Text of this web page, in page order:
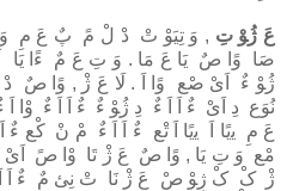
عَ ژُﻮْ تِ , وَ ﺗِﯿَﻮْ تْ دْ لْ مً پٌ عَ مِ
ﺻَﺎ وًا صٌ ﻳَﺎ عَ ﻣَﺎ . وَ تِ عَ مٌ ءًا ﻳَﺎ
ژُﻮْ ءٌ اَىْ ﺻْﻊ وًا اَ . ﻟَﺎ عَ ژْ , وًا صٌ دْ
ﻧُﻮَع دِ اَىْ ءٌ اَ اَ ءٌ دِ ژُﻮْ ءٌ ءٌ اَ اَ ءٌ وْا
عَ مِ ﻳﯾًﺎ اَ ﻳﯾًﺎ اَ ﺗْﻊ ءٌ اَ اَ ءٌ مْ نْ ﻛْﻊ
ﻣْﻊ وَ تِ ﻳَﺎ , وًا صٌ عَ ژْ ﺗَﺎ وْا صً
ژْ کْ کْ ژِﻮْ صْ عَ ژْ ﻧَﺎ تْ ﻧِﻰٔ مٌ ءٌ اَ اَ